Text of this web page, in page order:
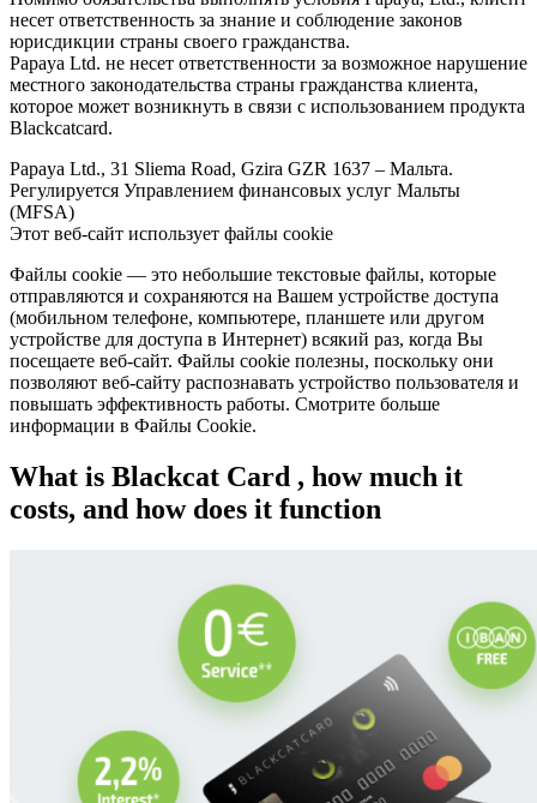
несет ответственность за знание и соблюдение законов
юрисдикции страны своего гражданства.
Papaya Ltd. не несет ответственности за возможное нарушение
местного законодательства страны гражданства клиента,
которое может возникнуть в связи с использованием продукта
Blackcatcard.
Papaya Ltd., 31 Sliema Road, Gzira GZR 1637 – Мальта.
Регулируется Управлением финансовых услуг Мальты
(MFSA)
Этот веб-сайт использует файлы cookie
Файлы cookie — это небольшие текстовые файлы, которые
отправляются и сохраняются на Вашем устройстве доступа
(мобильном телефоне, компьютере, планшете или другом
устройстве для доступа в Интернет) всякий раз, когда Вы
посещаете веб-сайт. Файлы cookie полезны, поскольку они
позволяют веб-сайту распознавать устройство пользователя и
повышать эффективность работы. Смотрите больше
информации в Файлы Cookie.
What is Blackcat Card , how much it
costs, and how does it function